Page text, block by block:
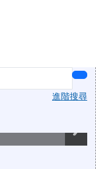
進階搜尋